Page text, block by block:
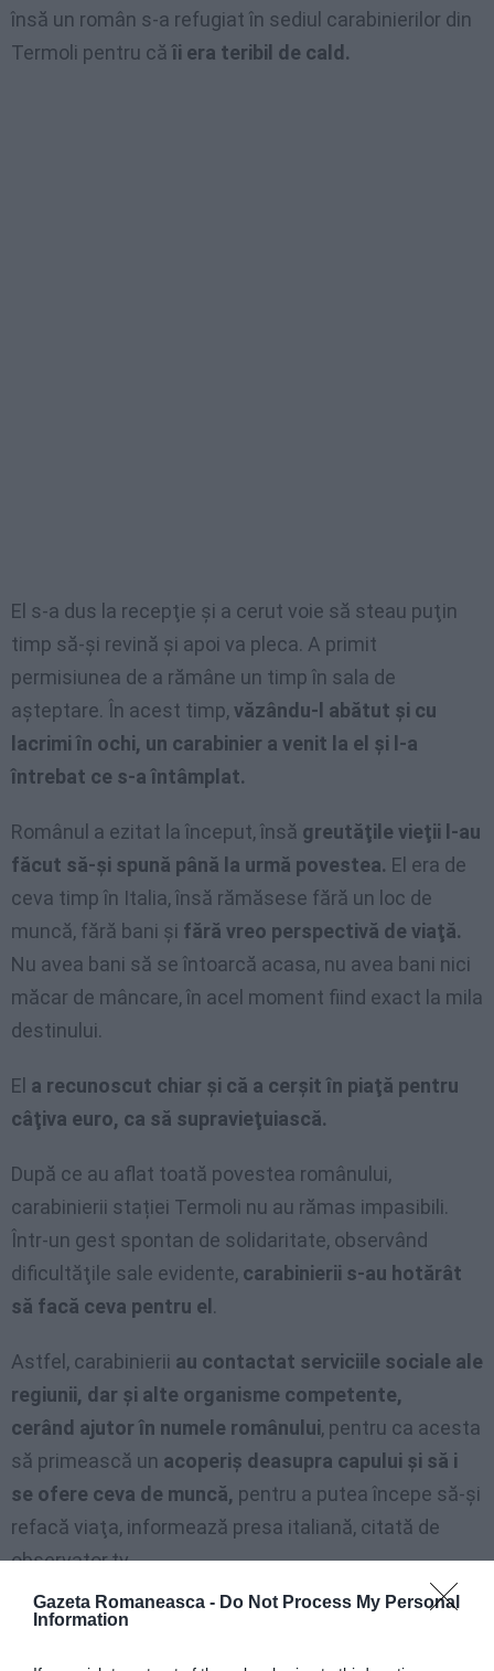
Gazeta Romaneasca - Do Not Process My Personal
Information
însă un român s-a refugiat în sediul carabinierilor din
Termoli pentru că îi era teribil de cald.
El s-a dus la recepţie şi a cerut voie să steau puţin
timp să-şi revină şi apoi va pleca. A primit
permisiunea de a rămâne un timp în sala de
aşteptare. În acest timp,văzându-l abătut şi cu
lacrimi în ochi, un carabinier a venit la el şi l-a
întrebat ce s-a întâmplat.
Românul a ezitat la început, însă greutăţile vieţii l-au
făcut să-şi spună până la urmă povestea. El era de
ceva timp în Italia, însă rămăsese fără un loc de
muncă, fără bani şi fără vreo perspectivă de viaţă.
Nu avea bani să se întoarcă acasa, nu avea bani nici
măcar de mâncare, în acel moment fiind exact la mila
destinului.
El a recunoscut chiar şi că a cerşit în piaţă pentru
câţiva euro, ca să supravieţuiască.
După ce au aflat toată povestea românului,
carabinierii stației Termoli nu au rămas impasibili.
Într-un gest spontan de solidaritate, observând
dificultăţile sale evidente, carabinierii s-au hotărât
să facă ceva pentru el .
Astfel, carabinierii au contactat serviciile sociale ale
regiunii, dar şi alte organisme competente,
cerând ajutor în numele românului, pentru ca acesta
să primească un acoperiş deasupra capului şi să i
se ofere ceva de muncă, pentru a putea începe să-şi
refacă viaţa, informează presa italiană, citată de
observator.tv.
Înscrie-te pa pagina noastră de Facebook:GAZETA